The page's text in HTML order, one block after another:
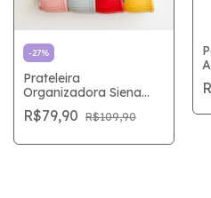
-27%
Prateleira
Organizadora Siena
com 4 Ganchos
R$79,90 R$109,90